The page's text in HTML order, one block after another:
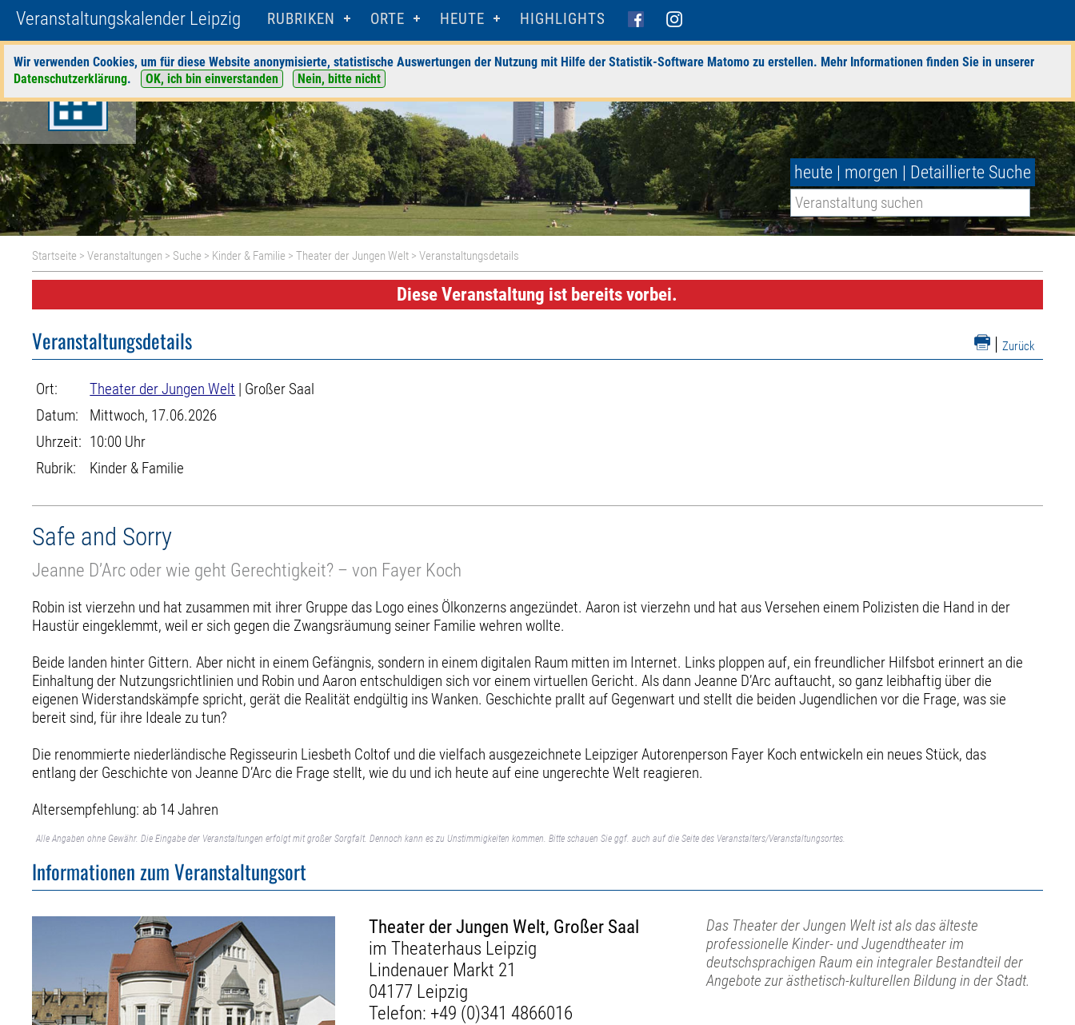
Veranstaltungskalender Leipzig RUBRIKEN ORTE HEUTE HIGHLIGHTS
Wir verwenden Cookies, um für diese Website anonymisierte, statistische Auswertungen der Nutzung mit Hilfe der Statistik-Software Matomo zu erstellen. Mehr Informationen finden Sie in unserer
Datenschutzerklärung. OK, ich bin einverstanden Nein, bitte nicht
heute | morgen | Detaillierte Suche
Startseite >Veranstaltungen > Suche > Kinder & Familie >Theater der Jungen Welt > Veranstaltungsdetails
Diese Veranstaltung ist bereits vorbei.
| Zurück
Veranstaltungsdetails
Ort: Theater der Jungen Welt | Großer Saal
Datum:
Mittwoch, 17.06.2026
Uhrzeit: 10:00 Uhr
Rubrik:
Kinder & Familie
Safe and Sorry
Jeanne D’Arc oder wie geht Gerechtigkeit? – von Fayer Koch
Robin ist vierzehn und hat zusammen mit ihrer Gruppe das Logo eines Ölkonzerns angezündet. Aaron ist vierzehn und hat aus Versehen einem Polizisten die Hand in der
Haustür eingeklemmt, weil er sich gegen die Zwangsräumung seiner Familie wehren wollte.
Beide landen hinter Gittern. Aber nicht in einem Gefängnis, sondern in einem digitalen Raum mitten im Internet. Links ploppen auf, ein freundlicher Hilfsbot erinnert an die
Einhaltung der Nutzungsrichtlinien und Robin und Aaron entschuldigen sich vor einem virtuellen Gericht. Als dann Jeanne D’Arc auftaucht, so ganz leibhaftig über die
eigenen Widerstandskämpfe spricht, gerät die Realität endgültig ins Wanken. Geschichte prallt auf Gegenwart und stellt die beiden Jugendlichen vor die Frage, was sie
bereit sind, für ihre Ideale zu tun?
Die renommierte niederländische Regisseurin Liesbeth Coltof und die vielfach ausgezeichnete Leipziger Autorenperson Fayer Koch entwickeln ein neues Stück, das
entlang der Geschichte von Jeanne D’Arc die Frage stellt, wie du und ich heute auf eine ungerechte Welt reagieren.
Altersempfehlung: ab 14 Jahren
Alle Angaben ohne Gewähr. Die Eingabe der Veranstaltungen erfolgt mit großer Sorgfalt. Dennoch kann es zu Unstimmigkeiten kommen. Bitte schauen Sie ggf. auch auf die Seite des Veranstalters/Veranstaltungsortes.
Informationen zum Veranstaltungsort
Theater der Jungen Welt, Großer Saal
im Theaterhaus Leipzig
Lindenauer Markt 21
04177 Leipzig
Telefon: +49 (0)341 4866016
Das Theater der Jungen Welt ist als das älteste
professionelle Kinder- und Jugendtheater im
deutschsprachigen Raum ein integraler Bestandteil der
Angebote zur ästhetisch-kulturellen Bildung in der Stadt.